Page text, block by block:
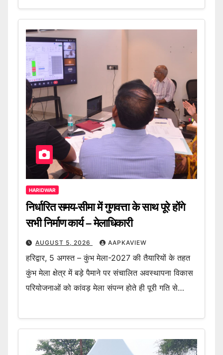
HARIDWAR
निर्धारित समय-सीमा में गुणवत्ता के साथ पूरे होंगे
सभी निर्माण कार्य – मेलाधिकारी
AUGUST 5, 2026 AAPKAVIEW
हरिद्वार, 5 अगस्त – कुंभ मेला-2027 की तैयारियों के तहत
कुंभ मेला क्षेत्र में बड़े पैमाने पर संचालित अवस्थापना विकास
परियोजनाओं को कांवड़ मेला संपन्न होते ही पूरी गति से…